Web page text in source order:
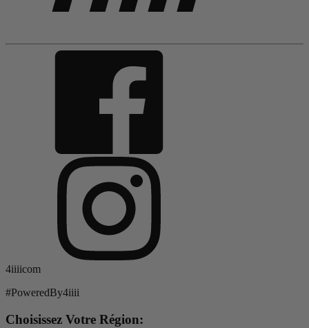
4iiiicom
#PoweredBy4iiii
Choisissez Votre Région: